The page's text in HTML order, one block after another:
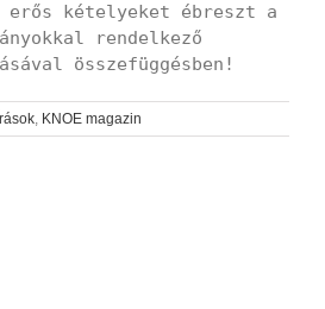
erős kételyeket ébreszt a
rendelkező
összefüggésben!
, KNOE magazin